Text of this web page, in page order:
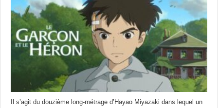
Il s’agit du douzième long-métrage d’Hayao Miyazaki dans lequel un